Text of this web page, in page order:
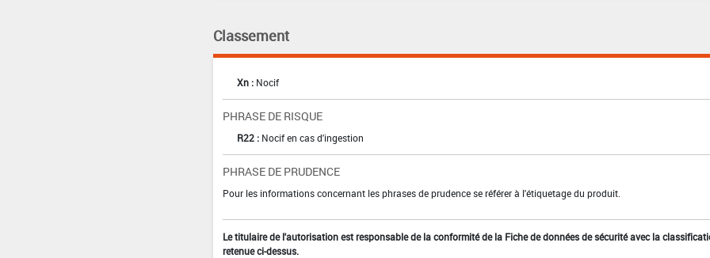
Classement
Xn : Nocif
PHRASE DE RISQUE
R22 : Nocif en cas d'ingestion
PHRASE DE PRUDENCE
Pour les informations concernant les phrases de prudence se référer à l'étiquetage du produit.
Le titulaire de l'autorisation est responsable de la conformité de la Fiche de données de sécurité avec la
retenue ci-dessus.